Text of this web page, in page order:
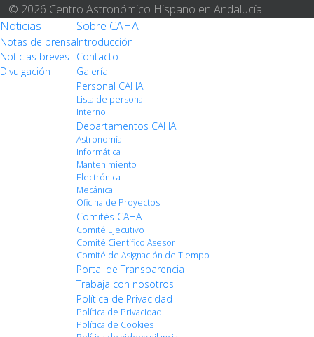
© 2026 Centro Astronómico Hispano en Andalucía
Noticias
Notas de prensa
Noticias breves
Divulgación
Sobre CAHA
Introducción
Contacto
Galería
Personal CAHA
Lista de personal
Interno
Departamentos CAHA
Astronomía
Informática
Mantenimiento
Electrónica
Mecánica
Oficina de Proyectos
Comités CAHA
Comité Ejecutivo
Comité Científico Asesor
Comité de Asignación de Tiempo
Portal de Transparencia
Trabaja con nosotros
Política de Privacidad
Política de Privacidad
Política de Cookies